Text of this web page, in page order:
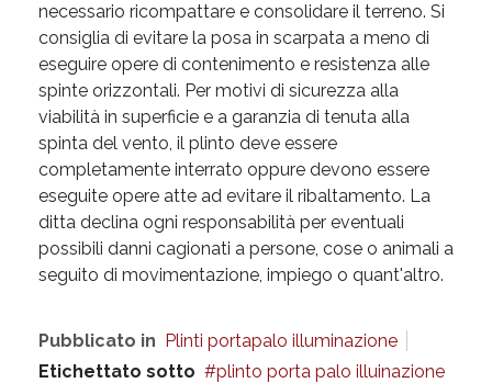
necessario ricompattare e consolidare il terreno. Si
consiglia di evitare la posa in scarpata a meno di
eseguire opere di contenimento e resistenza alle
spinte orizzontali. Per motivi di sicurezza alla
viabilità in superficie e a garanzia di tenuta alla
spinta del vento, il plinto deve essere
completamente interrato oppure devono essere
eseguite opere atte ad evitare il ribaltamento. La
ditta declina ogni responsabilità per eventuali
possibili danni cagionati a persone, cose o animali a
seguito di movimentazione, impiego o quant'altro.
Pubblicato in Plinti portapalo illuminazione
Etichettato sotto
plinto porta palo illuinazione